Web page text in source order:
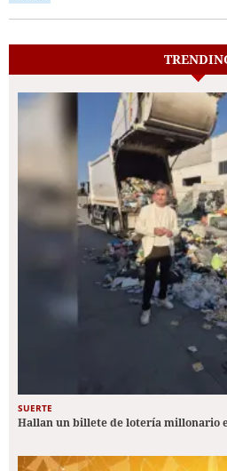
SUERTE
Hallan un billete de lotería millonario